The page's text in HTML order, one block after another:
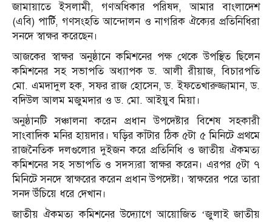
জামায়াতে ইসলামী, গণঅধিকার পরিষদ, আমার বাংলাদেশ
(এবি) পার্টি, গণসংহতি আন্দোলন ও নাগরিক ঐক্যের প্রতিনিধিরা
সনদে স্বাক্ষর করেছেন।
আজকের স্বাক্ষর অনুষ্ঠানে কমিশনের পক্ষ থেকে উপস্থিত ছিলেন
কমিশনের সহ সভাপতি অধ্যাপক ড. আলী রীয়াজ, বিচারপতি
মো. এমদাদুল হক, সফর রাজ হোসেন, ড. ইফতেখারুজ্জামান, ড.
বদিউল আলম মজুমদার ও ড. মো. আইয়ুব মিয়া।
অনুষ্ঠানটি সঞ্চালনা করেন প্রধান উপদেষ্টার বিশেষ সহকারী
সাংবাদিক মনির হায়দার। ঘড়ির কাঁটার ঠিক ৫টা ৫ মিনিটে প্রথমে
রাজনৈতিক দলগুলোর দুইজন করে প্রতিনিধি ও জাতীয় ঐকমত্য
কমিশনের সহ সভাপতি ও সদস্যরা স্বাক্ষর করেন। এরপর ৫টা ৭
মিনিটে সনদে স্বাক্ষরের করেন প্রধান উপদেষ্টা। স্বাক্ষরের পরে তারা
সনদ উঁচিয়ে ধরে দেখান।
জাতীয় ঐকমত্য কমিশনের উদ্যোগে আয়োজিত ‘জুলাই জাতীয়